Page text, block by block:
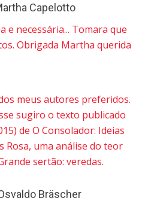
Capelotto
e necessária... Tomara que
Obrigada Martha querida
meus autores preferidos.
sugiro o texto publicado
de O Consolador: Ideias
Rosa, uma análise do teor
sertão: veredas.
Bräscher